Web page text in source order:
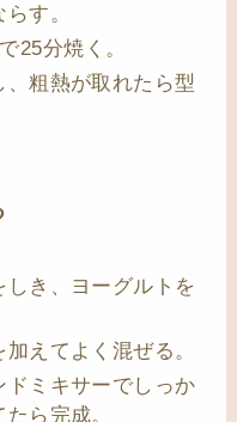
す。
25分焼く。
粗熱が取れたら型
き、ヨーグルトを
えてよく混ぜる。
ミキサーでしっか
ら完成。